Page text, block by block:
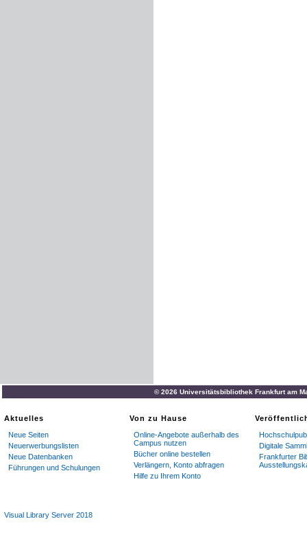
© 2026 Universitätsbibliothek Frankfurt am
Aktuelles
Neue Seiten
Neuerwerbungslisten
Neue Datenbanken
Führungen und Schulungen
Von zu Hause
Online-Angebote außerhalb des
Campus nutzen
Bücher online bestellen
Verlängern, Konto abfragen
Hilfe zu Ihrem Konto
Digitale
Frankfurter
Visual Library Server 2018